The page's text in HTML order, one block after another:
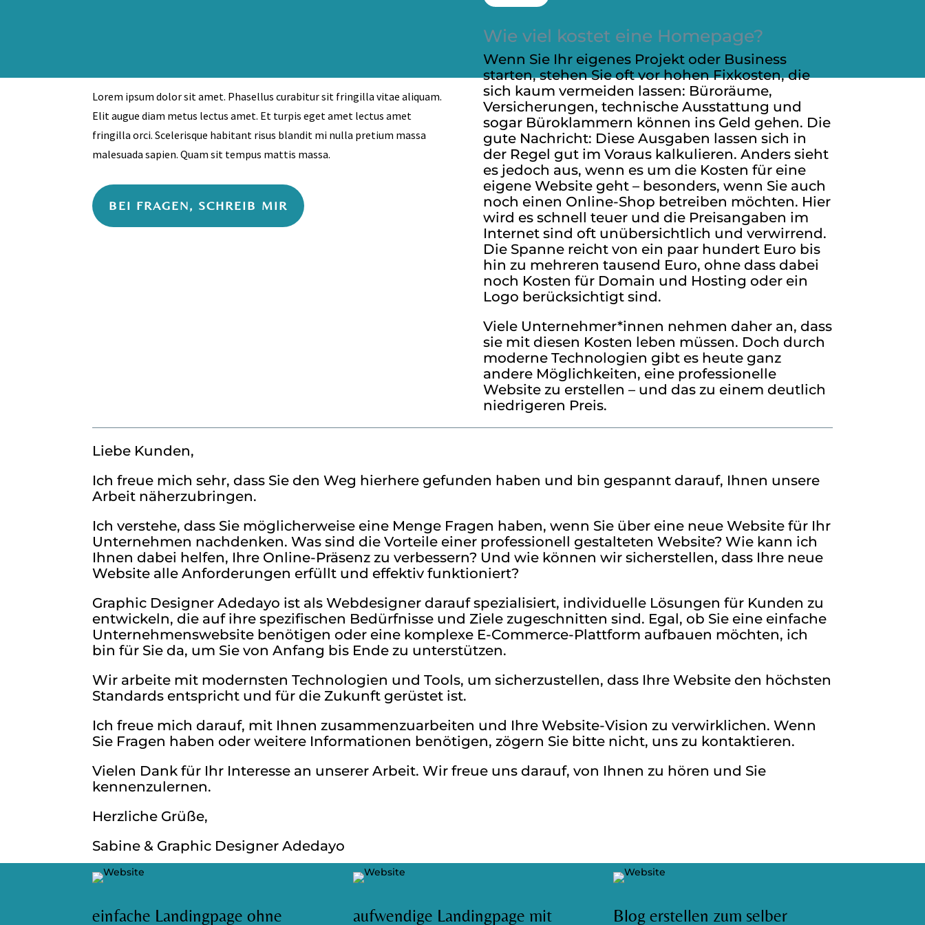
Lorem ipsum dolor sit amet. Phasellus curabitur sit fringilla vitae aliquam.
Elit augue diam metus lectus amet. Et turpis eget amet lectus amet
fringilla orci. Scelerisque habitant risus blandit mi nulla pretium massa
malesuada sapien. Quam sit tempus mattis massa.
BEI FRAGEN, SCHREIB MIR
Wie viel kostet eine Homepage?
Wenn Sie Ihr eigenes Projekt oder Business
starten, stehen Sie oft vor hohen Fixkosten, die
sich kaum vermeiden lassen: Büroräume,
Versicherungen, technische Ausstattung und
sogar Büroklammern können ins Geld gehen. Die
gute Nachricht: Diese Ausgaben lassen sich in
der Regel gut im Voraus kalkulieren. Anders sieht
es jedoch aus, wenn es um die Kosten für eine
eigene Website geht – besonders, wenn Sie auch
noch einen Online-Shop betreiben möchten. Hier
wird es schnell teuer und die Preisangaben im
Internet sind oft unübersichtlich und verwirrend.
Die Spanne reicht von ein paar hundert Euro bis
hin zu mehreren tausend Euro, ohne dass dabei
noch Kosten für Domain und Hosting oder ein
Logo berücksichtigt sind.
Viele Unternehmer*innen nehmen daher an, dass
sie mit diesen Kosten leben müssen. Doch durch
moderne Technologien gibt es heute ganz
andere Möglichkeiten, eine professionelle
Website zu erstellen – und das zu einem deutlich
niedrigeren Preis.
Liebe Kunden,
Ich freue mich sehr, dass Sie den Weg hierhere gefunden haben und bin gespannt darauf, Ihnen unsere
Arbeit näherzubringen.
Ich verstehe, dass Sie möglicherweise eine Menge Fragen haben, wenn Sie über eine neue Website für Ihr
Unternehmen nachdenken. Was sind die Vorteile einer professionell gestalteten Website? Wie kann ich
Ihnen dabei helfen, Ihre Online-Präsenz zu verbessern? Und wie können wir sicherstellen, dass Ihre neue
Website alle Anforderungen erfüllt und effektiv funktioniert?
Graphic Designer Adedayo ist als Webdesigner darauf spezialisiert, individuelle Lösungen für Kunden zu
entwickeln, die auf ihre spezifischen Bedürfnisse und Ziele zugeschnitten sind. Egal, ob Sie eine einfache
Unternehmenswebsite benötigen oder eine komplexe E-Commerce-Plattform aufbauen möchten, ich
bin für Sie da, um Sie von Anfang bis Ende zu unterstützen.
Wir arbeite mit modernsten Technologien und Tools, um sicherzustellen, dass Ihre Website den höchsten
Standards entspricht und für die Zukunft gerüstet ist.
Ich freue mich darauf, mit Ihnen zusammenzuarbeiten und Ihre Website-Vision zu verwirklichen. Wenn
Sie Fragen haben oder weitere Informationen benötigen, zögern Sie bitte nicht, uns zu kontaktieren.
Vielen Dank für Ihr Interesse an unserer Arbeit. Wir freue uns darauf, von Ihnen zu hören und Sie
kennenzulernen.
Herzliche Grüße,
Sabine & Graphic Designer Adedayo
einfache Landingpage ohne aufwendige Landingpage mit Blog erstellen zum selber